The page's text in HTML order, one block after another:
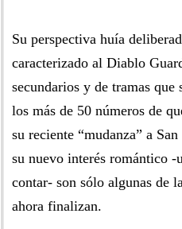
Su perspectiva huía
caracterizado al Diablo
secundarios y de tramas
los más de 50 números de
su reciente “mudanza” a
su nuevo interés romántico -
contar- son sólo algunas de
ahora finalizan.